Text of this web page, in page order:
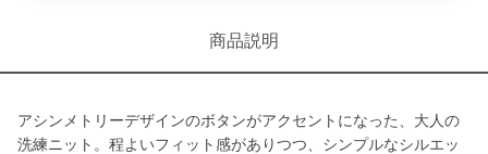
商品説明
アシンメトリーデザインのボタンがアクセントになった、大人の
洗練ニット。程よいフィット感がありつつ、シンプルなシルエッ